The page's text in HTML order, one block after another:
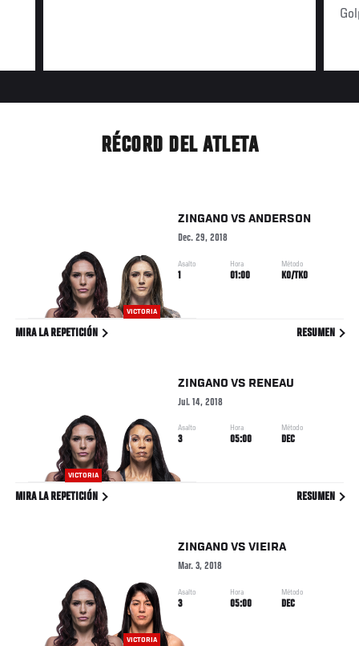
RÉCORD DEL ATLETA
VICTORIA
ZINGANO VS ANDERSON
Dec. 29, 2018
Asalto
1
Hora
01:00
Método
KO/TKO
MIRA LA REPETICIÓN RESUMEN
VICTORIA
ZINGANO VS RENEAU
Jul. 14, 2018
Asalto
3
Hora
05:00
Método
DEC
MIRA LA REPETICIÓN RESUMEN
VICTORIA
ZINGANO VS VIEIRA
Mar. 3, 2018
Asalto
3
Hora
05:00
Método
DEC